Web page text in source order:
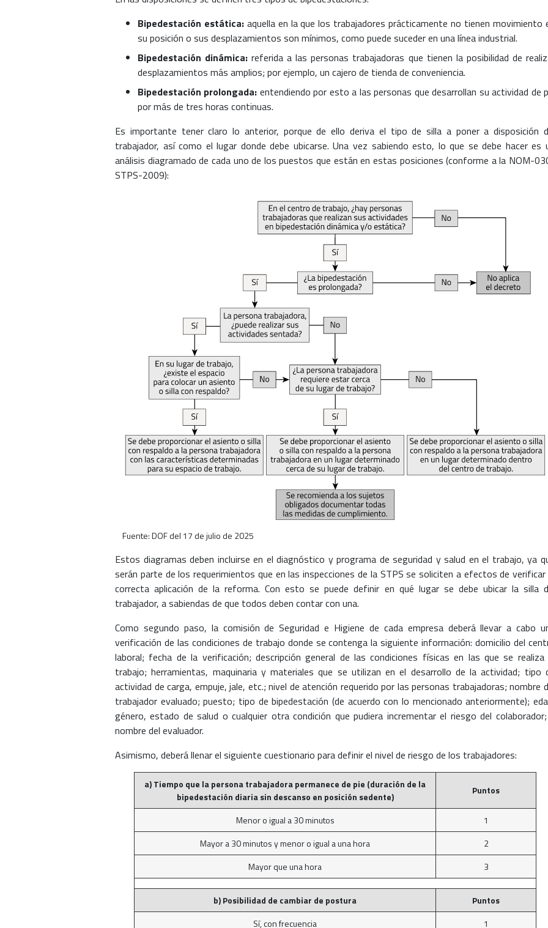
Bipedestación estática: aquella en la que los trabajadores prácticamente no tienen movimiento
su posición o sus desplazamientos son mínimos, como puede suceder en una línea industrial.
Bipedestación dinámica: referida a las personas trabajadoras que tienen la posibilidad de
desplazamientos más amplios; por ejemplo, un cajero de tienda de conveniencia.
Bipedestación prolongada: entendiendo por esto a las personas que desarrollan su actividad de
por más de tres horas continuas.
Es importante tener claro lo anterior, porque de ello deriva el tipo de silla a poner a disposición
trabajador, así como el lugar donde debe ubicarse. Una vez sabiendo esto, lo que se debe hacer es
análisis diagramado de cada uno de los puestos que están en estas posiciones (conforme a la NOM-
STPS-2009):
Fuente: DOF del 17 de julio de 2025
Estos diagramas deben incluirse en el diagnóstico y programa de seguridad y salud en el trabajo, ya
serán parte de los requerimientos que en las inspecciones de la STPS se soliciten a efectos de
correcta aplicación de la reforma. Con esto se puede definir en qué lugar se debe ubicar la silla
trabajador, a sabiendas de que todos deben contar con una.
Como segundo paso, la comisión de Seguridad e Higiene de cada empresa deberá llevar a cabo
verificación de las condiciones de trabajo donde se contenga la siguiente información: domicilio del
laboral; fecha de la verificación; descripción general de las condiciones físicas en las que se realiza
trabajo; herramientas, maquinaria y materiales que se utilizan en el desarrollo de la actividad; tipo
actividad de carga, empuje, jale, etc.; nivel de atención requerido por las personas trabajadoras; nombre
trabajador evaluado; puesto; tipo de bipedestación (de acuerdo con lo mencionado anteriormente);
género, estado de salud o cualquier otra condición que pudiera incrementar el riesgo del
nombre del evaluador.
Asimismo, deberá llenar el siguiente cuestionario para definir el nivel de riesgo de los trabajadores:
a) Tiempo que la persona trabajadora permanece de pie (duración de la
bipedestación diaria sin descanso en posición sedente)
Puntos
Menor o igual a 30 minutos
1
Mayor a 30 minutos y menor o igual a una hora
2
Mayor que una hora
3
b) Posibilidad de cambiar de postura
Puntos
Sí, con frecuencia
1